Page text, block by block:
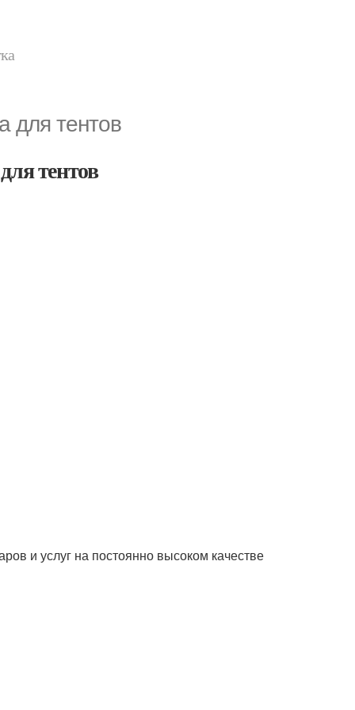
для тентов
тентов
и услуг на постоянно высоком качестве